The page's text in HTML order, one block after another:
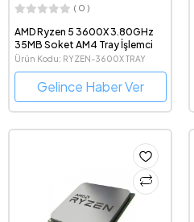
( 0 )
AMD Ryzen 5 3600X 3.80GHz
35MB Soket AM4 Tray İşlemci
Ürün Kodu: RYZEN-3600X TRAY
Gelince Haber Ver